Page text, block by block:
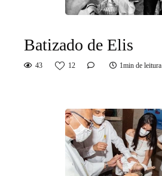
Batizado de Elis
43 12 1min de leitura